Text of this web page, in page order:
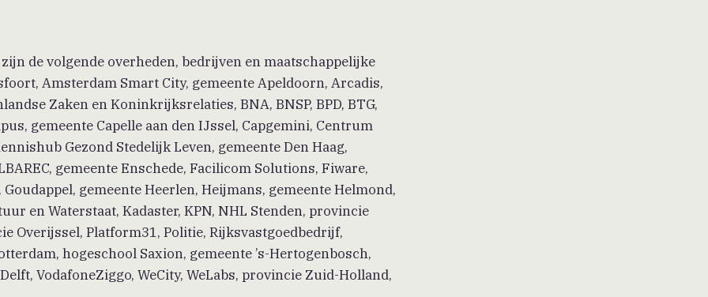
zijn de volgende overheden, bedrijven en maatschappelijke
Amsterdam Smart City, gemeente Apeldoorn, Arcadis,
Zaken en Koninkrijksrelaties, BNA, BNSP, BPD, BTG,
gemeente Capelle aan den IJssel, Capgemini, Centrum
Gezond Stedelijk Leven, gemeente Den Haag,
gemeente Enschede, Facilicom Solutions, Fiware,
gemeente Heerlen, Heijmans, gemeente Helmond,
en Waterstaat, Kadaster, KPN, NHL Stenden, provincie
Overijssel, Platform31, Politie, Rijksvastgoedbedrijf,
hogeschool Saxion, gemeente ’s-Hertogenbosch,
VodafoneZiggo, WeCity, WeLabs, provincie Zuid-Holland,